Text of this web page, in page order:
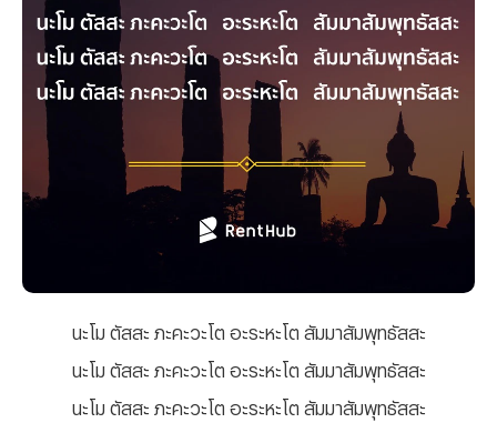
นะโม ตัสสะ ภะคะวะโต อะระหะโต สัมมาสัมพุทธัสสะ
นะโม ตัสสะ ภะคะวะโต อะระหะโต สัมมาสัมพุทธัสสะ
นะโม ตัสสะ ภะคะวะโต อะระหะโต สัมมาสัมพุทธัสสะ